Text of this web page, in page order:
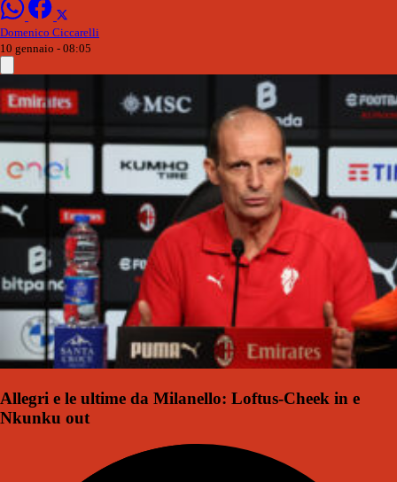
Domenico Ciccarelli
10 gennaio - 08:05
Allegri e le ultime da Milanello: Loftus-Cheek in e
Nkunku out